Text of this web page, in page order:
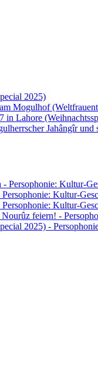
2025)
Mogulhof
in Lahore
Jahângîr und
Persophonie: Kultur-
Kultur-
Kultur-
feiern! -
2025) -